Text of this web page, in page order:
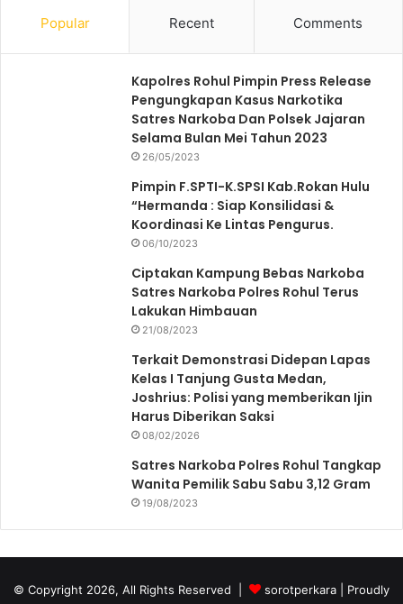
Popular Recent Comments
Kapolres Rohul Pimpin Press Release
Pengungkapan Kasus Narkotika
Satres Narkoba Dan Polsek Jajaran
Selama Bulan Mei Tahun 2023
26/05/2023
Pimpin F.SPTI-K.SPSI Kab.Rokan Hulu
“Hermanda : Siap Konsilidasi &
Koordinasi Ke Lintas Pengurus.
06/10/2023
Ciptakan Kampung Bebas Narkoba
Satres Narkoba Polres Rohul Terus
Lakukan Himbauan
21/08/2023
Terkait Demonstrasi Didepan Lapas
Kelas I Tanjung Gusta Medan,
Joshrius: Polisi yang memberikan Ijin
Harus Diberikan Saksi
08/02/2026
Satres Narkoba Polres Rohul Tangkap
Wanita Pemilik Sabu Sabu 3,12 Gram
19/08/2023
© Copyright 2026, All Rights Reserved | sorotperkara | Proudly